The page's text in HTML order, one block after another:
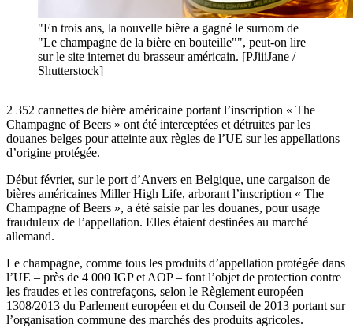
"En trois ans, la nouvelle bière a gagné le surnom de
"Le champagne de la bière en bouteille"", peut-on lire
sur le site internet du brasseur américain. [PJiiiJane /
Shutterstock]
2 352 cannettes de bière américaine portant l’inscription « The
Champagne of Beers » ont été interceptées et détruites par les
douanes belges pour atteinte aux règles de l’UE sur les appellations
d’origine protégée.
Début février, sur le port d’Anvers en Belgique, une cargaison de
bières américaines Miller High Life, arborant l’inscription « The
Champagne of Beers », a été saisie par les douanes, pour usage
frauduleux de l’appellation. Elles étaient destinées au marché
allemand.
Le champagne, comme tous les produits d’appellation protégée dans
l’UE – près de 4 000 IGP et AOP – font l’objet de protection contre
les fraudes et les contrefaçons, selon le Règlement européen
1308/2013 du Parlement européen et du Conseil de 2013 portant sur
l’organisation commune des marchés des produits agricoles.